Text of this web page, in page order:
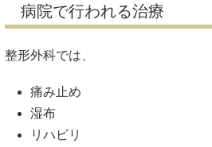
病院で行われる治療
整形外科では、
痛み止め
湿布
リハビリ